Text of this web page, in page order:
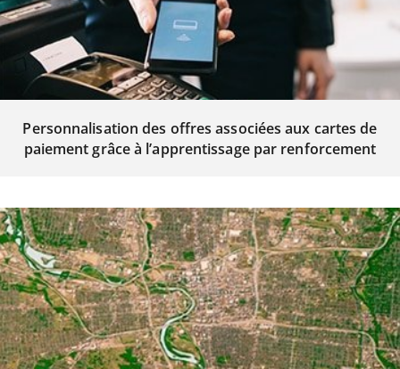
Personnalisation des offres associées aux cartes de
paiement grâce à l’apprentissage par renforcement